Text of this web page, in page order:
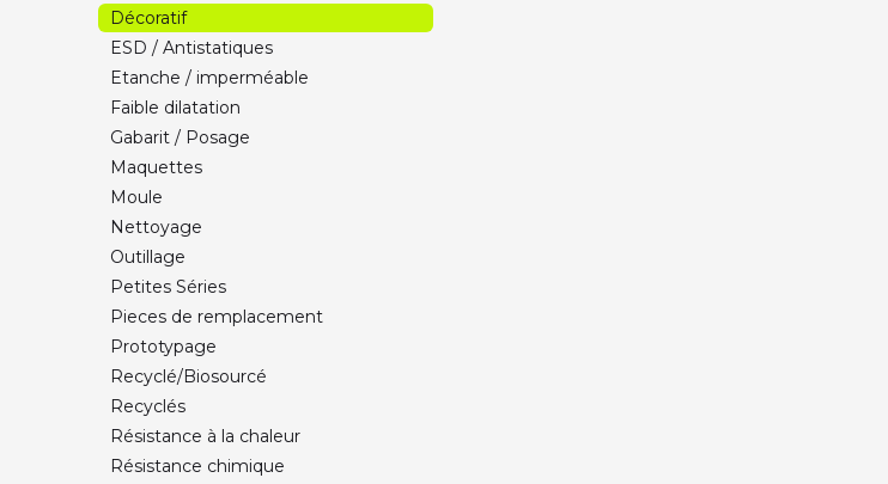
Décoratif
ESD / Antistatiques
Etanche / imperméable
Faible dilatation
Gabarit / Posage
Maquettes
Moule
Nettoyage
Outillage
Petites Séries
Pieces de remplacement
Prototypage
Recyclé/Biosourcé
Recyclés
Résistance à la chaleur
Résistance chimique